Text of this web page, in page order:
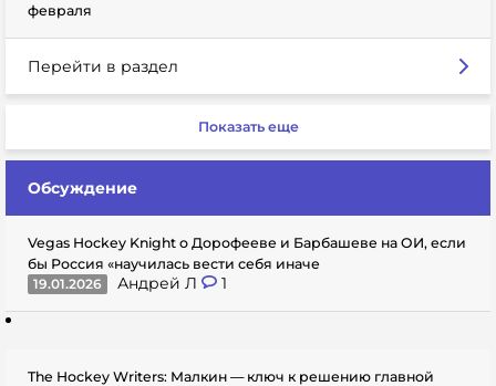
февраля
Перейти в раздел
Показать еще
Обсуждение
Vegas Hockey Knight о Дорофееве и Барбашеве на ОИ, если
бы Россия «научилась вести себя иначе
19.01.2026
Андрей Л 1
The Hockey Writers: Малкин — ключ к решению главной